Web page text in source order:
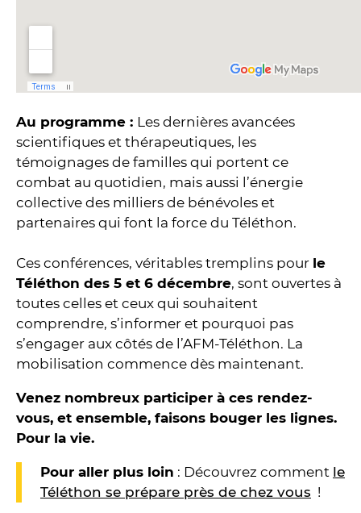
Au programme : Les dernières avancées
scientifiques et thérapeutiques, les
témoignages de familles qui portent ce
combat au quotidien, mais aussi l’énergie
collective des milliers de bénévoles et
partenaires qui font la force du Téléthon.
Ces conférences, véritables tremplins pour le
Téléthon des 5 et 6 décembre, sont ouvertes à
toutes celles et ceux qui souhaitent
comprendre, s’informer et pourquoi pas
s’engager aux côtés de l’AFM-Téléthon. La
mobilisation commence dès maintenant.
Venez nombreux participer à ces rendez-
vous, et ensemble, faisons bouger les lignes.
Pour la vie.
Pour aller plus loin : Découvrez comment le
Téléthon se prépare près de chez vous !